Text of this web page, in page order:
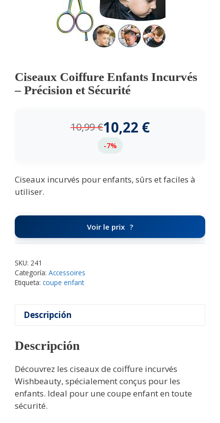
Ciseaux Coiffure Enfants Incurvés
– Précision et Sécurité
10,99€10,22 €
-7%
Ciseaux incurvés pour enfants, sûrs et faciles à
utiliser.
Voir le prix
SKU: 241
Categoría: Accessoires
Etiqueta: coupe enfant
Descripción
Descripción
Découvrez les ciseaux de coiffure incurvés
Wishbeauty, spécialement conçus pour les
enfants. Ideal pour une coupe enfant en toute
sécurité.